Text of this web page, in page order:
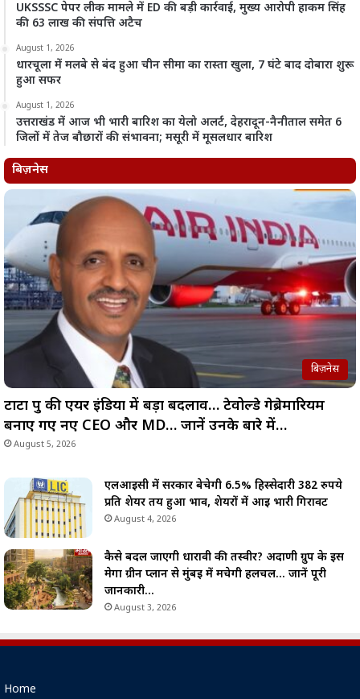
UKSSSC पेपर लीक मामले में ED की बड़ी कार्रवाई, मुख्य आरोपी हाकम सिंह
की 63 लाख की संपत्ति अटैच
August 1, 2026
धारचूला में मलबे से बंद हुआ चीन सीमा का रास्ता खुला, 7 घंटे बाद दोबारा शुरू
हुआ सफर
August 1, 2026
उत्तराखंड में आज भी भारी बारिश का येलो अलर्ट, देहरादून-नैनीताल समेत 6
जिलों में तेज बौछारों की संभावना; मसूरी में मूसलधार बारिश
बिज़नेस
बिज़नेस
टाटा ग्रुप की एयर इंडिया में बड़ा बदलाव… टेवोल्डे गेब्रेमारियम
बनाए गए नए CEO और MD… जानें उनके बारे में…
August 5, 2026
एलआईसी में सरकार बेचेगी 6.5% हिस्सेदारी 382 रुपये
प्रति शेयर तय हुआ भाव, शेयरों में आई भारी गिरावट
August 4, 2026
कैसे बदल जाएगी धारावी की तस्वीर? अदाणी ग्रुप के इस
मेगा ग्रीन प्लान से मुंबई में मचेगी हलचल… जानें पूरी
जानकारी…
August 3, 2026
Home